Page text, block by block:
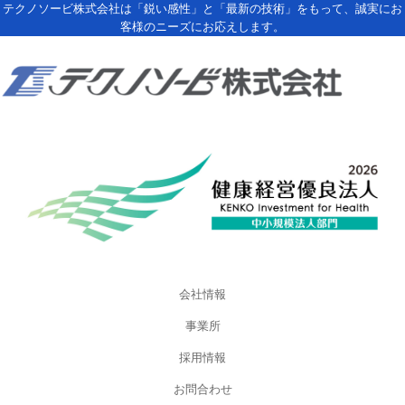
テクノソービ株式会社は「鋭い感性」と「最新の技術」をもって、誠実にお
客様のニーズにお応えします。
会社情報
事業所
採用情報
お問合わせ